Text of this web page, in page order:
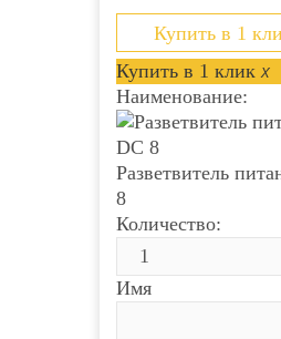
штекеров питания DC...
Купить в 1
Купить в 1 клик x
Наименование:
Разветвитель
8
Количество:
Имя